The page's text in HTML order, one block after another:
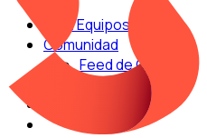
Para Equipos
Comunidad
Feed de Cocina